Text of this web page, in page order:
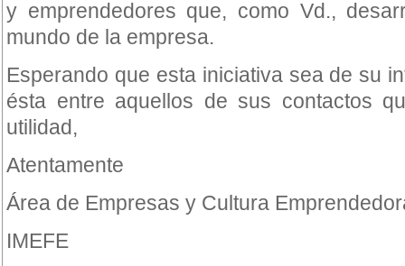
y emprendedores que, como Vd.,
mundo de la empresa.
Esperando que esta iniciativa sea de su
ésta entre aquellos de sus contactos
utilidad,
Atentamente
Área de Empresas y Cultura
IMEFE